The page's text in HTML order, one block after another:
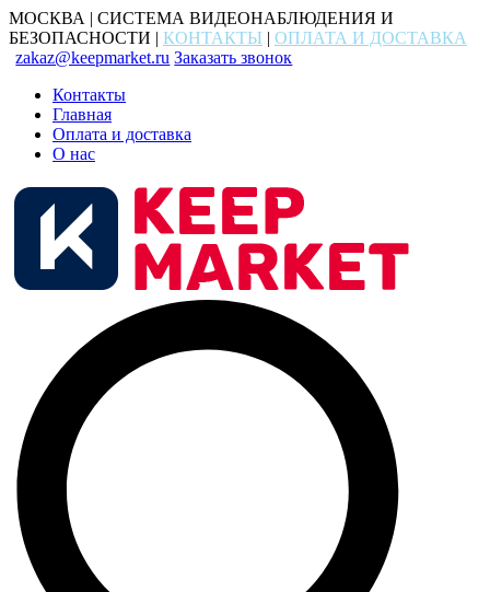
МОСКВА | СИСТЕМА ВИДЕОНАБЛЮДЕНИЯ И
БЕЗОПАСНОСТИ | КОНТАКТЫ | ОПЛАТА И ДОСТАВКА
zakaz@keepmarket.ru Заказать звонок
Контакты
Главная
Оплата и доставка
О нас